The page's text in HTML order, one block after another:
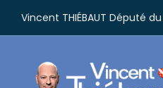
contenu
Vincent THIÉBAUT Député